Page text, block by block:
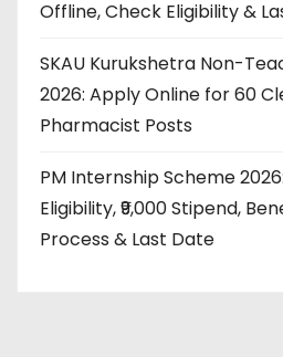
Offline, Check Eligibility &
SKAU Kurukshetra Non-
2026: Apply Online for 60
Pharmacist Posts
PM Internship Scheme
Eligibility, ₹9,000 Stipend,
Process & Last Date